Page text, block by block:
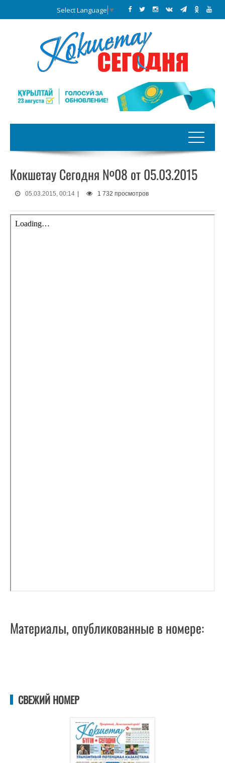
Select Language ▼
Кокшетау Сегодня №08 от 05.03.2015
05.03.2015, 00:14 1 732 просмотров
Материалы, опубликованные в номере:
СВЕЖИЙ НОМЕР